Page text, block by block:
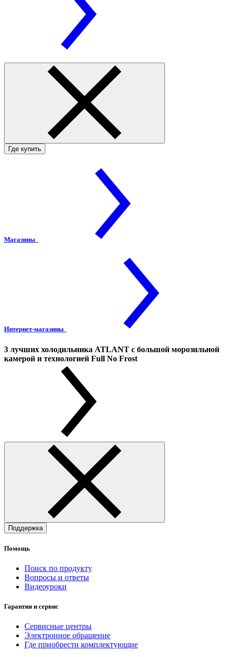
Где купить
Магазины
Интернет-магазины
3 лучших холодильника ATLANT с большой морозильной
камерой и технологией Full No Frost
Поддержка
Помощь
Поиск по продукту
Вопросы и ответы
Видеоуроки
Гарантия и сервис
Сервисные центры
Электронное обращение
Где приобрести комплектующие